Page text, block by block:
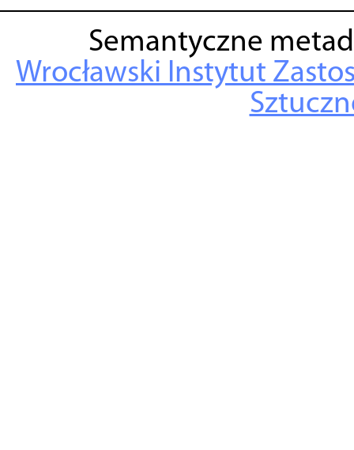
Semantyczne
Wrocławski Instytut